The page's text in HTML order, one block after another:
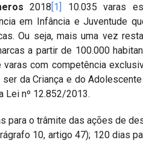
2018[1]
10.035 varas
em Infância e Juventude
Ou seja, mais uma vez
a partir de 100.000
com competência
da Criança e do
Lei nº 12.852/2013.
para o trâmite das ações de
10, artigo 47); 120 dias